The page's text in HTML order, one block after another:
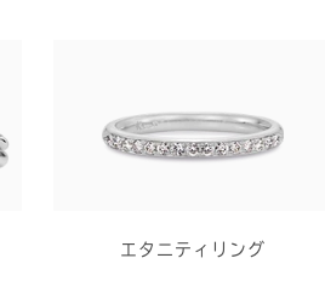
エタニティリング